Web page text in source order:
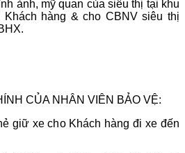
ảnh, mỹ quan của siêu thị tại khu
hàng & cho CBNV siêu thị
CỦA NHÂN VIÊN BẢO VỆ:
xe cho Khách hàng đi xe đến